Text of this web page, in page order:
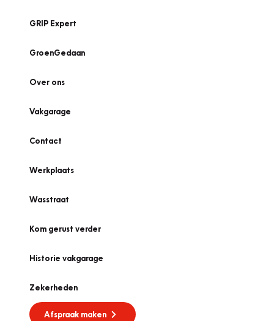
GRIP Expert
GroenGedaan
Over ons
Vakgarage
Contact
Werkplaats
Wasstraat
Kom gerust verder
Historie vakgarage
Zekerheden
Afspraak maken